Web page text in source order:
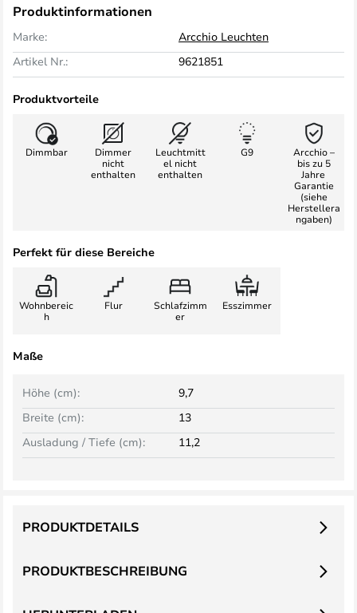
Produktinformationen
Marke:
Arcchio Leuchten
Artikel Nr.:
9621851
Produktvorteile
Dimmbar
Dimmer
nicht
enthalten
Leuchtmitt
el nicht
enthalten
G9
Arcchio –
bis zu 5
Jahre
Garantie
(siehe
Herstellera
ngaben)
Perfekt für diese Bereiche
Wohnbereic
h
Flur
Schlafzimm
er
Esszimmer
Maße
Breite (cm): 13
Höhe (cm): 9,7
Ausladung / Tiefe (cm): 11,2
PRODUKTBESCHREIBUNG
PRODUKTDETAILS